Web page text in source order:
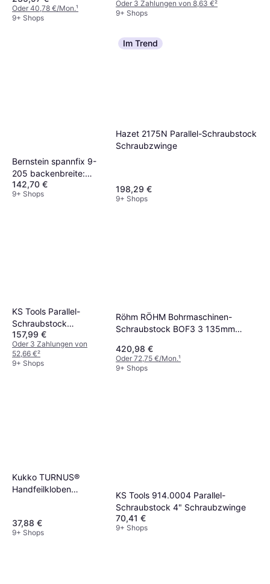
Oder 40,78 €/Mon.¹
9+ Shops
Oder 3 Zahlungen von 8,63 €²
9+ Shops
Bernstein spannfix 9-
205 backenbreite:
spann-weite ...
Schraubzwinge
142,70 €
9+ Shops
Im Trend
Hazet 2175N Parallel-Schraubstock
Schraubzwinge
198,29 €
9+ Shops
KS Tools Parallel-
Schraubstock
914.0006 Amboss
Schraubzwinge
157,99 €
Oder 3 Zahlungen von
52,66 €²
9+ Shops
Röhm RÖHM Bohrmaschinen-
Schraubstock BOF3 3 135mm
420,98 €
Oder 72,75 €/Mon.¹
9+ Shops
Kukko TURNUS®
Handfeilkloben
37,88 €
9+ Shops
KS Tools 914.0004 Parallel-
Schraubstock 4" Schraubzwinge
70,41 €
9+ Shops